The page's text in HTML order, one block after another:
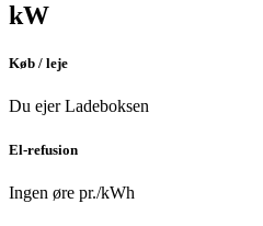
kW
Køb / leje
Du ejer Ladeboksen
El-refusion
Ingen øre pr./kWh